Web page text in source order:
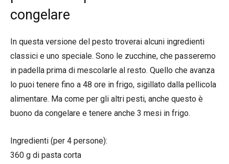
congelare
In questa versione del pesto troverai alcuni ingredienti
classici e uno speciale. Sono le zucchine, che passeremo
in padella prima di mescolarle al resto. Quello che avanza
lo puoi tenere fino a 48 ore in frigo, sigillato dalla pellicola
alimentare. Ma come per gli altri pesti, anche questo è
buono da congelare e tenere anche 3 mesi in frigo.
Ingredienti (per 4 persone):
360 g di pasta corta